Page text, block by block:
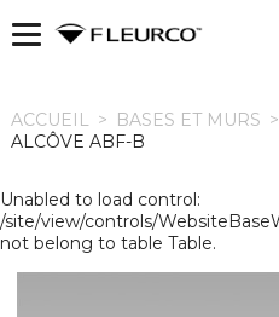
ACCUEIL
ACCUEIL > BASES ET MURS >
ALCÔVE ABF-B
Unabled to load control:
/site/view/controls/
not belong to table Table.